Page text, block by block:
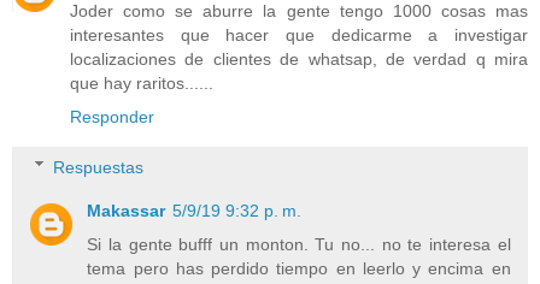
Joder como se aburre la gente tengo 1000 cosas mas
interesantes que hacer que dedicarme a investigar
localizaciones de clientes de whatsap, de verdad q mira
que hay raritos......
Responder
Respuestas
Makassar 5/9/19 9:32 p. m.
Si la gente bufff un monton. Tu no... no te interesa el
tema pero has perdido tiempo en leerlo y encima en